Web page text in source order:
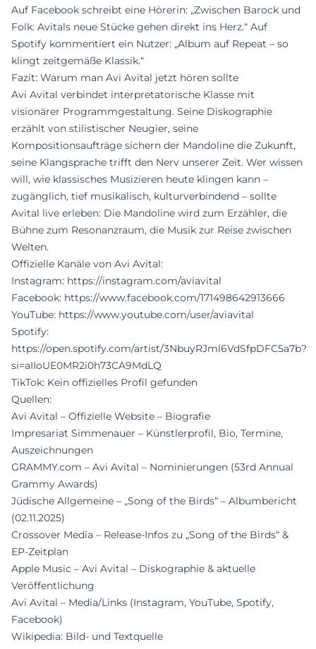
Auf Facebook schreibt eine Hörerin: „Zwischen Barock und
Folk: Avitals neue Stücke gehen direkt ins Herz.“ Auf
Spotify kommentiert ein Nutzer: „Album auf Repeat – so
klingt zeitgemäße Klassik.“
Fazit: Warum man Avi Avital jetzt hören sollte
Avi Avital verbindet interpretatorische Klasse mit
visionärer Programmgestaltung. Seine Diskographie
erzählt von stilistischer Neugier, seine
Kompositionsaufträge sichern der Mandoline die Zukunft,
seine Klangsprache trifft den Nerv unserer Zeit. Wer wissen
will, wie klassisches Musizieren heute klingen kann –
zugänglich, tief musikalisch, kulturverbindend – sollte
Avital live erleben: Die Mandoline wird zum Erzähler, die
Bühne zum Resonanzraum, die Musik zur Reise zwischen
Welten.
Offizielle Kanäle von Avi Avital:
Instagram: https://instagram.com/aviavital
Facebook: https://www.facebook.com/171498642913666
YouTube: https://www.youtube.com/user/aviavital
Spotify:
https://open.spotify.com/artist/3NbuyRJml6VdSfpDFC5a7b?
si=aIIoUE0MR2i0h73CA9MdLQ
TikTok: Kein offizielles Profil gefunden
Quellen:
Avi Avital – Offizielle Website – Biografie
Impresariat Simmenauer – Künstlerprofil, Bio, Termine,
Auszeichnungen
GRAMMY.com – Avi Avital – Nominierungen (53rd Annual
Grammy Awards)
Jüdische Allgemeine – „Song of the Birds“ – Albumbericht
(02.11.2025)
Crossover Media – Release-Infos zu „Song of the Birds“ &
EP-Zeitplan
Apple Music – Avi Avital – Diskographie & aktuelle
Veröffentlichung
Avi Avital – Media/Links (Instagram, YouTube, Spotify,
Facebook)
Wikipedia: Bild- und Textquelle